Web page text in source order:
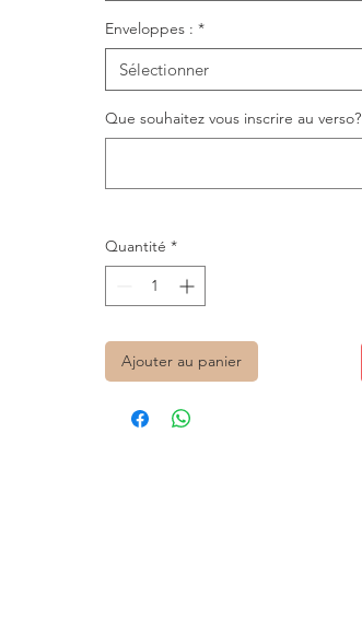
Enveloppes : *
Sélectionner
Que souhaitez vous inscrire au verso?
Quantité *
Ajouter au panier